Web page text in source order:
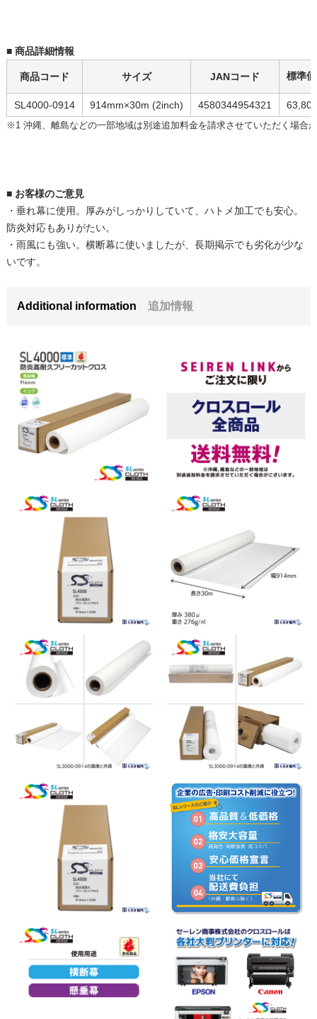
■ 商品詳細情報
商品コード サイズ JANコード 標準
SL4000-0914 914mm×30m (2inch) 4580344954321
※1 沖縄、離島などの一部地域は別途追加料金を請求させていただく場合
■ お客様のご意見
・垂れ幕に使用。厚みがしっかりしていて、ハトメ加工でも安心。
防炎対応もありがたい。
・雨風にも強い。横断幕に使いましたが、長期掲示でも劣化が少な
いです。
Additional information 追加情報